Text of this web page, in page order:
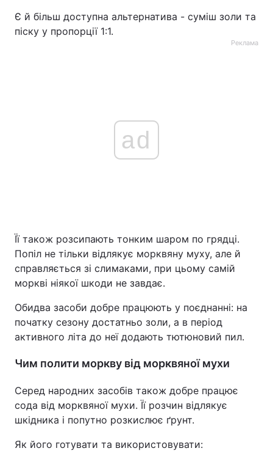
Є й більш доступна альтернатива - суміш золи та
піску у пропорції 1:1.
Реклама
ad
Її також розсипають тонким шаром по грядці.
Попіл не тільки відлякує морквяну муху, але й
справляється зі слимаками, при цьому самій
моркві ніякої шкоди не завдає.
Обидва засоби добре працюють у поєднанні: на
початку сезону достатньо золи, а в період
активного літа до неї додають тютюновий пил.
Чим полити моркву від морквяної мухи
Серед народних засобів також добре працює
сода від морквяної мухи. Її розчин відлякує
шкідника і попутно розкислює ґрунт.
Як його готувати та використовувати: